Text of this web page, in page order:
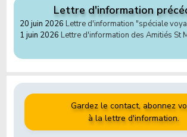
Lettre d'information
20 juin 2026 Lettre d'information "spéciale
1 juin 2026 Lettre d'information des Amitiés St
Gardez le contact, abonnez
à la lettre d'information.